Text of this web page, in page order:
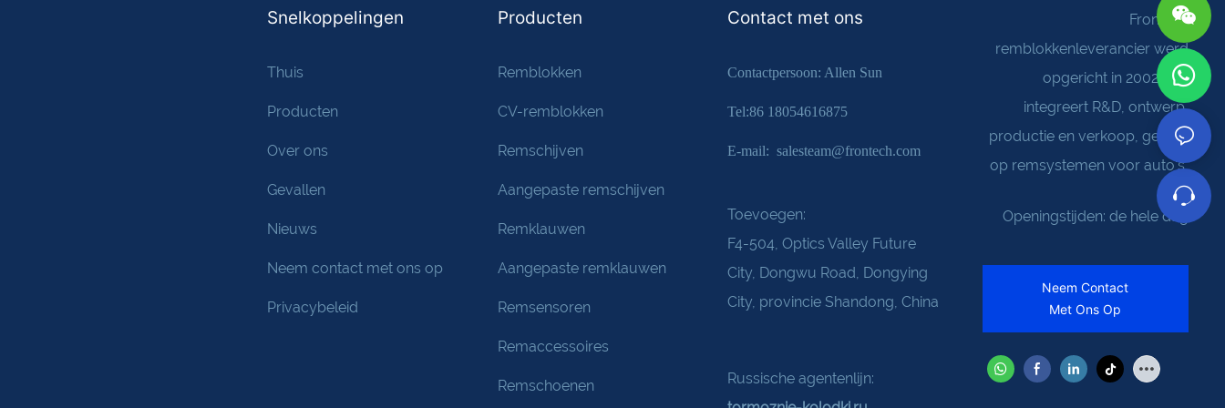
Snelkoppelingen
Thuis
Producten
Over ons
Gevallen
Nieuws
Neem contact met ons op
Privacybeleid
Producten
Remblokken
CV-remblokken
Remschijven
Aangepaste remschijven
Remklauwen
Aangepaste remklauwen
Remsensoren
Remaccessoires
Remschoenen
Contact met ons
Contactpersoon: Allen Sun
Tel:86 18054616875
E-mail: salesteam@frontech.com
Toevoegen:
F4-504, Optics Valley Future
City, Dongwu Road, Dongying
City, provincie Shandong, China
Russische agentenlijn:
Frontech
remblokkenleverancier werd
opgericht in 2002. Het
integreert R&D, ontwerp,
productie en verkoop, gericht
op remsystemen voor auto's
Openingstijden: de hele dag
Neem Contact
Met Ons Op